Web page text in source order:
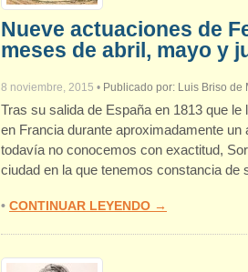
Nueve actuaciones de
meses de abril, mayo y
8 noviembre, 2015 • Publicado por: Luis Briso de
Tras su salida de España en 1813 que
en Francia durante aproximadamente
todavía no conocemos con exactitud,
ciudad en la que tenemos constancia
• CONTINUAR LEYENDO →